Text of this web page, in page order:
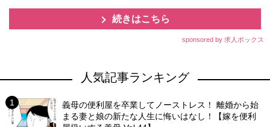
続きはこちら
sponsored by 求人ボックス
人気記事ランキング
義母の便利屋を卒業してノーストレス！ 離婚から始
まる妻と娘の新たな人生に悔いはなし！【嫁を便利